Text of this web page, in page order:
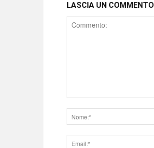
LASCIA UN COMMENTO
Comment
Nome
Email